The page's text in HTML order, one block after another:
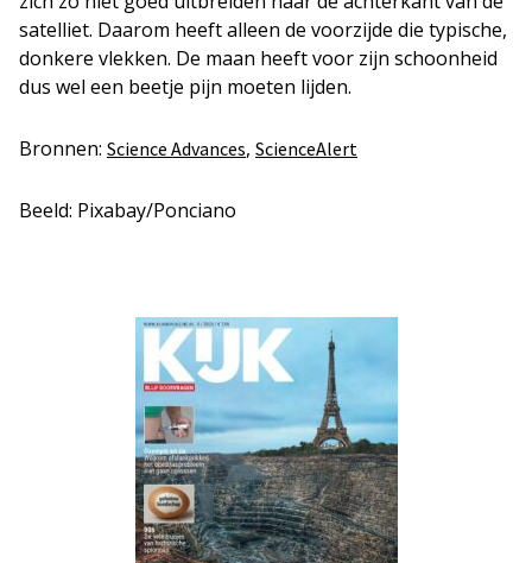
satelliet. Daarom heeft alleen de voorzijde die typische,
donkere vlekken. De maan heeft voor zijn schoonheid
dus wel een beetje pijn moeten lijden.
Bronnen: Science Advances, ScienceAlert
Beeld: Pixabay/Ponciano